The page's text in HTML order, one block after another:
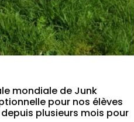
mondiale de Junk
pour nos élèves
plusieurs mois pour